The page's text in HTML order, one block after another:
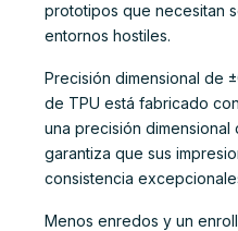
prototipos que necesitan
entornos hostiles.
Precisión dimensional de
de TPU está fabricado
una precisión dimensional
garantiza que sus
consistencia
Menos enredos y un